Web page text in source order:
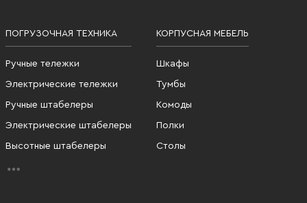
ПОГРУЗОЧНАЯ ТЕХНИКА
Ручные тележки
Электрические тележки
Ручные штабелеры
Электрические штабелеры
Высотные штабелеры
КОРПУСНАЯ МЕБЕЛЬ
Шкафы
Тумбы
Комоды
Полки
Столы